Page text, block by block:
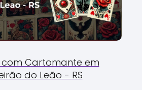
Cartomante em
do Leão - RS